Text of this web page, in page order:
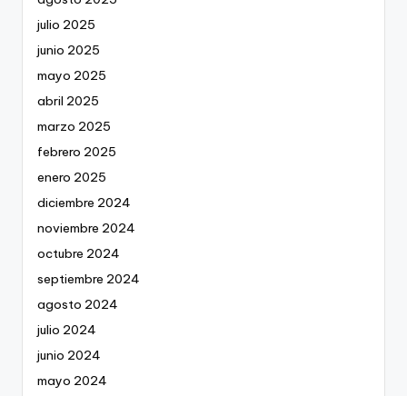
julio 2025
junio 2025
mayo 2025
abril 2025
marzo 2025
febrero 2025
enero 2025
diciembre 2024
noviembre 2024
octubre 2024
septiembre 2024
agosto 2024
julio 2024
junio 2024
mayo 2024